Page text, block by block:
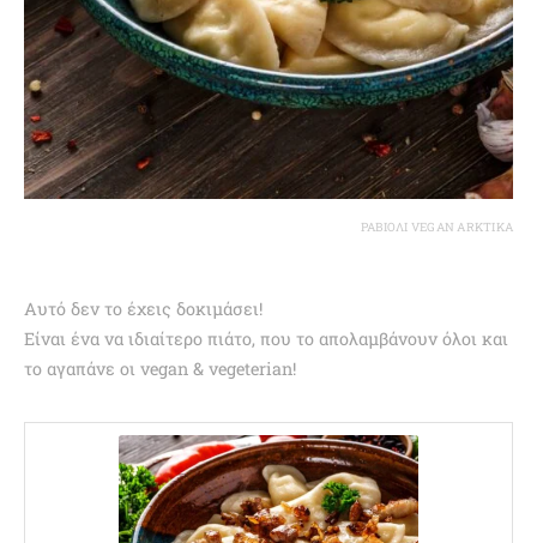
ΡΑΒΙΌΛΙ VEGAN ARKTIKA
Αυτό δεν το έχεις δοκιμάσει!
Είναι ένα να ιδιαίτερο πιάτο, που το απολαμβάνουν όλοι και
το αγαπάνε οι vegan & vegeterian!